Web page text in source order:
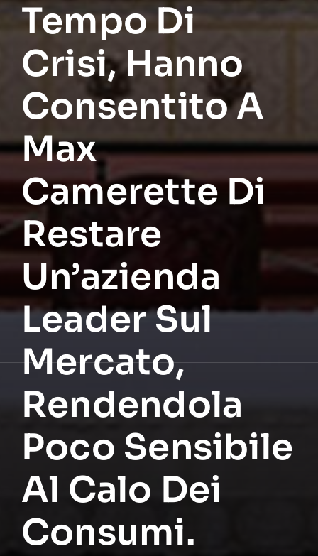
Tempo Di
Crisi, Hanno
Consentito A
Max
Camerette Di
Restare
Un’azienda
Leader Sul
Mercato,
Rendendola
Poco Sensibile
Al Calo Dei
Consumi.